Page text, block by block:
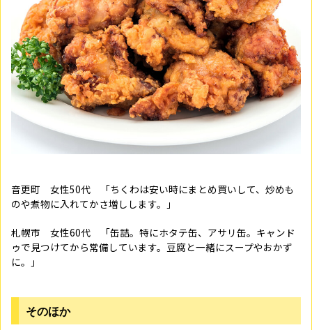
音更町 女性50代 「ちくわは安い時にまとめ買いして、炒めも
のや煮物に入れてかさ増しします。」
札幌市 女性60代 「缶詰。特にホタテ缶、アサリ缶。キャンド
ゥで見つけてから常備しています。豆腐と一緒にスープやおかず
に。」
そのほか